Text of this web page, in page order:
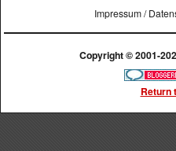
Impressum /
Copyright © 2001-
Return